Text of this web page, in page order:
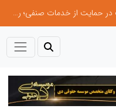
ابتکار در ساماندهی فضای مجازی، خلاقیت در حمایت از خدمات صنفی؛ رویکرد نوین اتحادیه کامیون‌داران کرج